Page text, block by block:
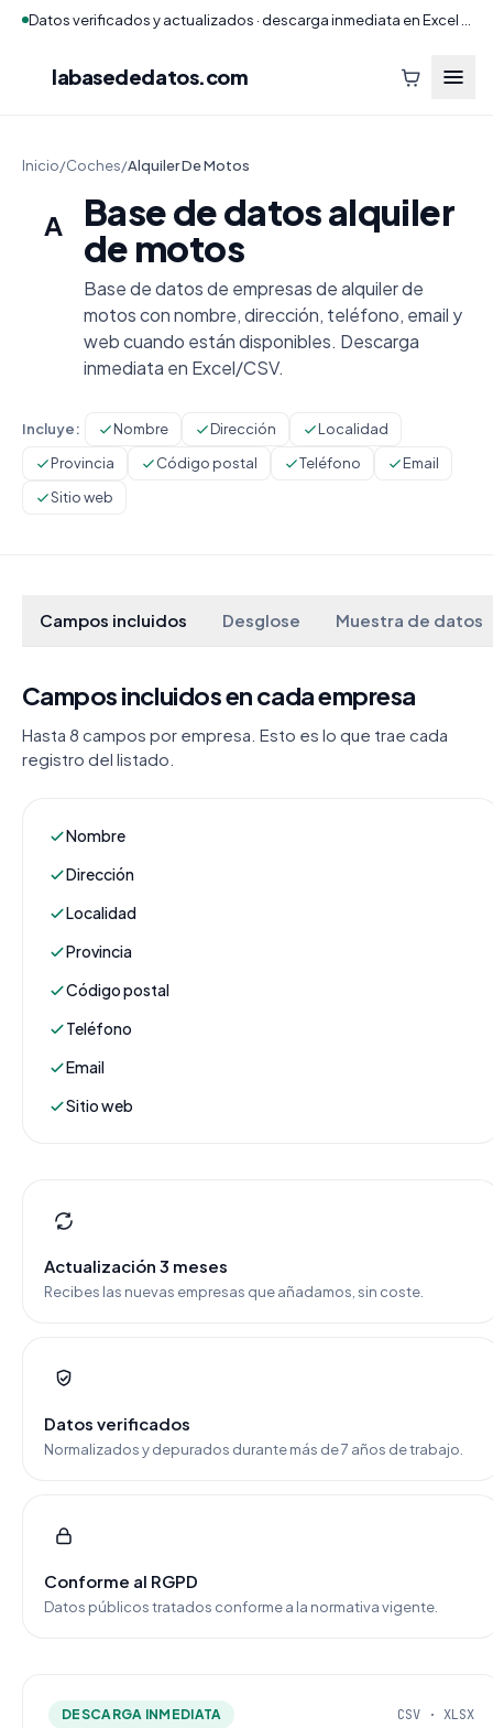
labasededatos.com
Inicio/Coches/Alquiler De Motos
A
Base de datos alquiler
de motos
Base de datos de empresas de alquiler de
motos con nombre, dirección, teléfono, email y
web cuando están disponibles. Descarga
inmediata en Excel/CSV.
Incluye: Nombre Dirección
Localidad
Provincia
Código postal Teléfono
Email
Sitio web
Campos incluidos Desglose Muestra de datos
Campos incluidos en cada empresa
Hasta 8 campos por empresa. Esto es lo que trae cada
registro del listado.
Nombre
Dirección
Localidad
Provincia
Código postal
Teléfono
Email
Sitio web
Actualización 3 meses
Recibes las nuevas empresas que añadamos, sin coste.
Datos verificados
Normalizados y depurados durante más de 7 años de trabajo.
Conforme al RGPD
Datos públicos tratados conforme a la normativa vigente.
DESCARGA INMEDIATA CSV · XLSX